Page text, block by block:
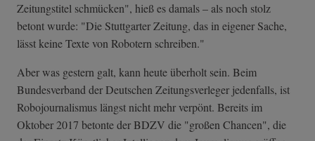
Zeitungstitel schmücken", hieß es damals – als noch stolz
betont wurde: "Die Stuttgarter Zeitung, das in eigener Sache,
lässt keine Texte von Robotern schreiben."
Aber was gestern galt, kann heute überholt sein. Beim
Bundesverband der Deutschen Zeitungsverleger jedenfalls, ist
Robojournalismus längst nicht mehr verpönt. Bereits im
Oktober 2017 betonte der BDZV die "großen Chancen", die